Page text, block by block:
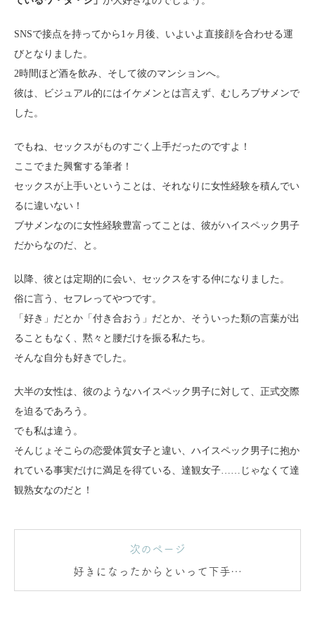
SNSで接点を持ってから1ヶ月後、いよいよ直接顔を合わせる運
びとなりました。
2時間ほど酒を飲み、そして彼のマンションへ。
彼は、ビジュアル的にはイケメンとは言えず、むしろブサメンで
した。
でもね、セックスがものすごく上手だったのですよ！
ここでまた興奮する筆者！
セックスが上手いということは、それなりに女性経験を積んでい
るに違いない！
ブサメンなのに女性経験豊富ってことは、彼がハイスペック男子
だからなのだ、と。
以降、彼とは定期的に会い、セックスをする仲になりました。
俗に言う、セフレってやつです。
「好き」だとか「付き合おう」だとか、そういった類の言葉が出
ることもなく、黙々と腰だけを振る私たち。
そんな自分も好きでした。
大半の女性は、彼のようなハイスペック男子に対して、正式交際
を迫るであろう。
でも私は違う。
そんじょそこらの恋愛体質女子と違い、ハイスペック男子に抱か
れている事実だけに満足を得ている、達観女子……じゃなくて達
観熟女なのだと！
次のページ
好きになったからといって下手に
でる必要はナシ